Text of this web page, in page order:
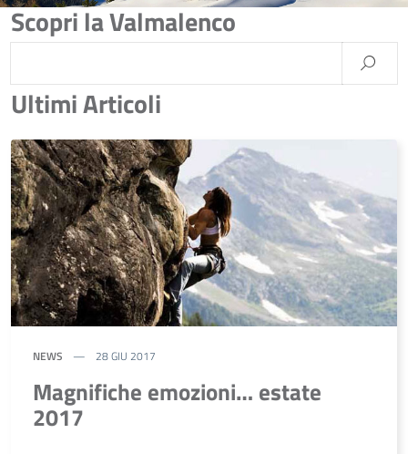
Scopri la Valmalenco
Ultimi Articoli
NEWS 28 GIU 2017
Magnifiche emozioni… estate
2017